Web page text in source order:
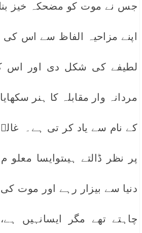
جس نے موت کو مضحکہ خیز
اپنے مزاحیہ الفاظ سے اس
لطیفے کی شکل دی اور اس
مردانہ وار مقابلہ کا ہنر
کے نام سے یاد کر تی ہے۔
پر نظر ڈالتے ہیںتوایسا
دنیا سے بیزار رہے اور موت کی
چاہتے تھے مگر ایسانہیں